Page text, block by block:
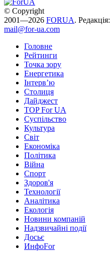
© Copyright
2001—2026 FORUA. Редакція:
mail@for-ua.com
Головне
Рейтинги
Точка зору
Енергетика
Інтерв’ю
Столиця
Дайджест
TOP For UA
Суспiльство
Культура
Світ
Економіка
Політика
Війна
Спорт
Здоров'я
Технології
Аналітика
Екологія
Новини компаній
Надзвичайні події
Досьє
ИнфоFor